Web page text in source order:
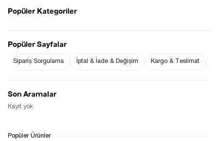
Popüler Kategoriler
Popüler Sayfalar
Sipariş Sorgulama İptal & İade & Değişim Kargo & Teslimat
Son Aramalar
Kayıt yok
Popüler Ürünler